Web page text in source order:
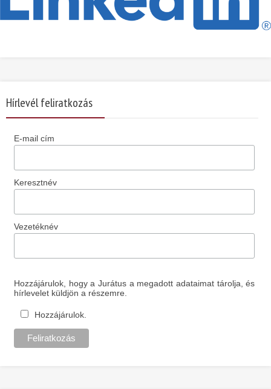
Hírlevél feliratkozás
E-mail cím
Keresztnév
Vezetéknév
Hozzájárulok, hogy a Jurátus a megadott adataimat tárolja, és
hírlevelet küldjön a részemre.
Hozzájárulok.